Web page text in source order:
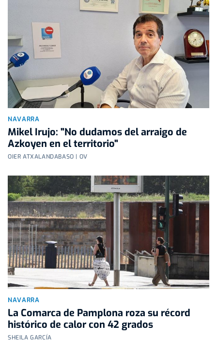
NAVARRA
Mikel Irujo: "No dudamos del arraigo de
Azkoyen en el territorio"
OIER ATXALANDABASO | OV
NAVARRA
La Comarca de Pamplona roza su récord
histórico de calor con 42 grados
SHEILA GARCÍA